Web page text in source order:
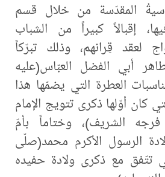
المقدّسة من خلال قسم
إقبالاً كبيراً من الشباب
لعقد قِرانهم، وذلك تبرّكاً
أبي الفضل العبّاس(عليه
العطرة التي يضمّها هذا
كان أوّلها ذكرى تتويج الإمام
فرجه الشريف)، وختاماً بأمّ
الرسول الأكرم محمد(صلّى
تتّفق مع ذكرى ولادة حفيده